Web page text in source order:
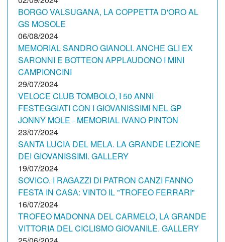
BORGO VALSUGANA, LA COPPETTA D'ORO AL
GS MOSOLE
06/08/2024
MEMORIAL SANDRO GIANOLI. ANCHE GLI EX
SARONNI E BOTTEON APPLAUDONO I MINI
CAMPIONCINI
29/07/2024
VELOCE CLUB TOMBOLO, I 50 ANNI
FESTEGGIATI CON I GIOVANISSIMI NEL GP
JONNY MOLE - MEMORIAL IVANO PINTON
23/07/2024
SANTA LUCIA DEL MELA. LA GRANDE LEZIONE
DEI GIOVANISSIMI. GALLERY
19/07/2024
SOVICO. I RAGAZZI DI PATRON CANZI FANNO
FESTA IN CASA: VINTO IL "TROFEO FERRARI"
16/07/2024
TROFEO MADONNA DEL CARMELO, LA GRANDE
VITTORIA DEL CICLISMO GIOVANILE. GALLERY